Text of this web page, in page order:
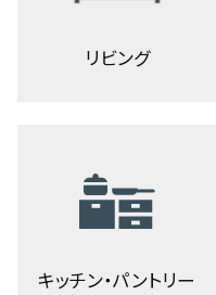
リビング
キッチン・パントリー